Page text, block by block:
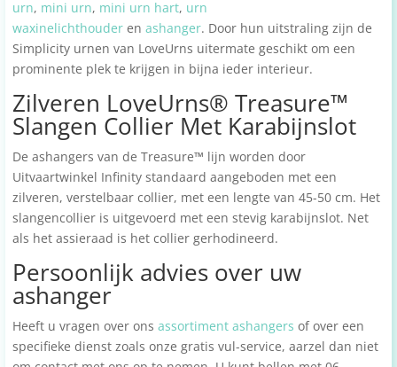
urn, mini urn, mini urn hart, urn
waxinelichthouder en ashanger. Door hun uitstraling zijn de
Simplicity urnen van LoveUrns uitermate geschikt om een
prominente plek te krijgen in bijna ieder interieur.
Zilveren LoveUrns® Treasure™
Slangen Collier Met Karabijnslot
De ashangers van de Treasure™ lijn worden door
Uitvaartwinkel Infinity standaard aangeboden met een
zilveren, verstelbaar collier, met een lengte van 45-50 cm. Het
slangencollier is uitgevoerd met een stevig karabijnslot. Net
als het assieraad is het collier gerhodineerd.
Persoonlijk advies over uw
ashanger
Heeft u vragen over ons assortiment ashangers of over een
specifieke dienst zoals onze gratis vul-service, aarzel dan niet